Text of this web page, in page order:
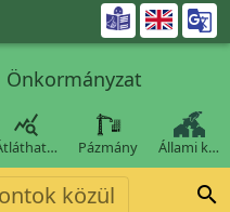

Önkormányzat

Pázmány Állami k…
közül 